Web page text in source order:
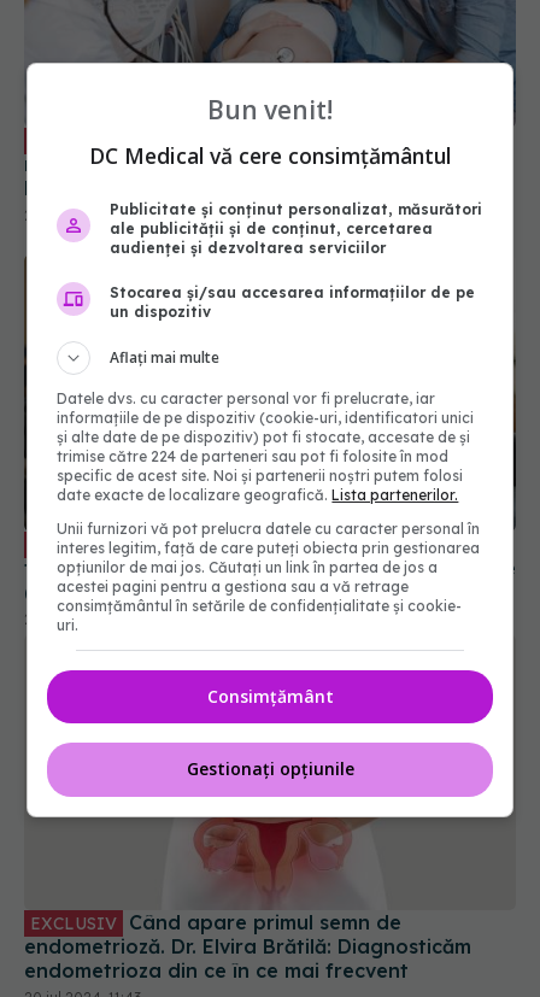
recomandați de specialiști. Dr. Emel Nuraltay:
Multe ar trebui făcute! Să nu existe riscuri
25 mar 2025, 10:10
EXCLUSIV Semnele de alarmă din sarcină care
trebuie să te trimită la medic. Dr. Ingrid Gheorghe
(SANADOR): Necesită prezentare imediată
29 sep 2025, 14:24
EXCLUSIV
endometrioză. Dr. Elvira Brătilă: Diagnosticăm
endometrioza din ce în ce mai frecvent
20 iul 2024, 11:43
Bun venit!
DC Medical vă cere consimțământul
Publicitate și conținut personalizat, măsurători
ale publicității și de conținut, cercetarea
audienței și dezvoltarea serviciilor
Stocarea și/sau accesarea informațiilor de pe
un dispozitiv
Aflați mai multe
Datele dvs. cu caracter personal vor fi prelucrate, iar
informațiile de pe dispozitiv (cookie-uri, identificatori unici
și alte date de pe dispozitiv) pot fi stocate, accesate de și
trimise către 224 de parteneri sau pot fi folosite în mod
specific de acest site. Noi și partenerii noștri putem folosi
date exacte de localizare geografică.Lista partenerilor.
Unii furnizori vă pot prelucra datele cu caracter personal în
interes legitim, față de care puteți obiecta prin gestionarea
opțiunilor de mai jos. Căutați un link în partea de jos a
acestei pagini pentru a gestiona sau a vă retrage
consimțământul în setările de confidențialitate și cookie-
uri.
Consimțământ
Gestionați opțiunile